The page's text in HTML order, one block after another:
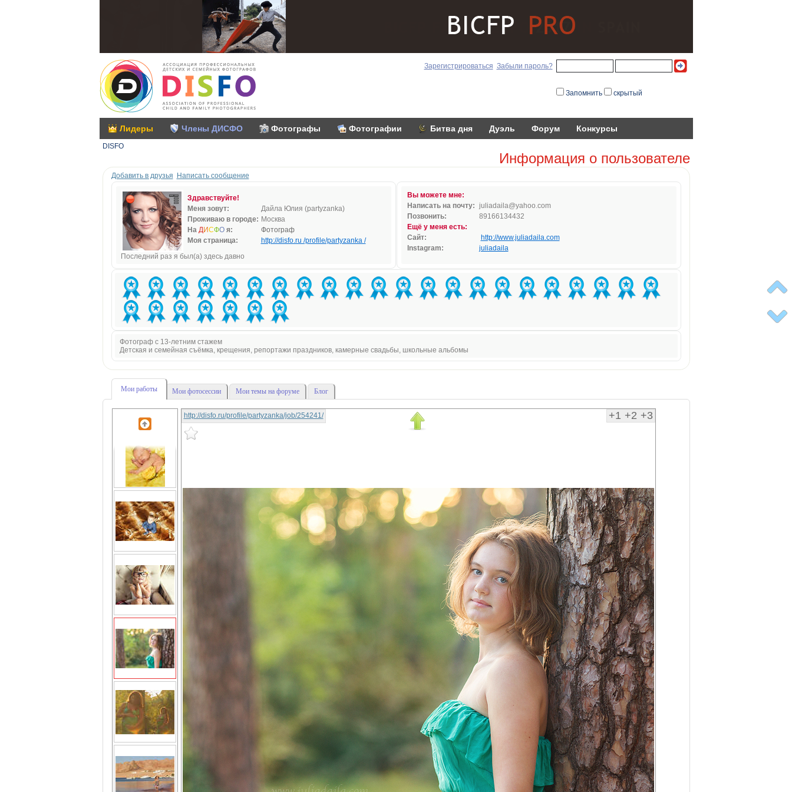
Зарегистрироваться Забыли пароль?
Запомнить скрытый
Лидеры Члены ДИСФО Фотографы Фотографии Битва дня Дуэль Форум Конкурсы
DISFO
Информация о пользователе
Добавить в друзья Написать сообщение
Здравствуйте!
Меня зовут:
Дайла Юлия (partyzanka)
Проживаю в городе: Москва
На ДИСФОя:
Фотограф
Моя страница:
http://disfo.ru /profile/partyzanka /
Последний раз я был(а) здесь давно
Вы можете мне:
Написать на почту: juliadail a@yahoo.com
Позвонить:
89166134432
Ещё у меня есть:
Сайт:
http://www.juliadaila.com
Instagram:
juliadaila
Фотограф с 13-летним стажем
Детская и семейная съёмка, крещения, репортажи праздников, камерные свадьбы, школьные альбомы
Мои работы Мои фотосессии Мои темы на форуме Блог
+1 +2 +3
http://disfo.ru/profile/partyzanka/job/254241/